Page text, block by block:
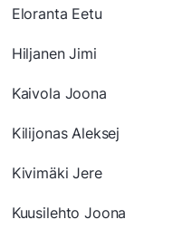
Eloranta Eetu
Hiljanen Jimi
Kaivola Joona
Kilijonas Aleksej
Kivimäki Jere
Kuusilehto Joona